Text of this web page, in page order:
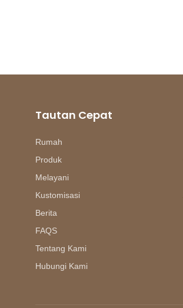
Tautan Cepat
Rumah
Produk
Melayani
Kustomisasi
Berita
FAQS
Tentang Kami
Hubungi Kami